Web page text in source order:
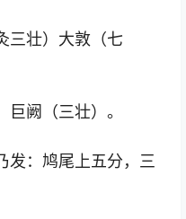
壮）大敦（七
阙（三壮）。
：鸠尾上五分，三